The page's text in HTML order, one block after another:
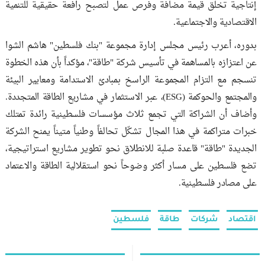
إنتاجية تخلق قيمة مضافة وفرص عمل لتصبح رافعة حقيقية للتنمية
الاقتصادية والاجتماعية.
بدوره، أعرب رئيس مجلس إدارة مجموعة "بنك فلسطين" هاشم الشوا
عن اعتزازه بالمساهمة في تأسيس شركة "طاقة"، مؤكداً بأن هذه الخطوة
تنسجم مع التزام المجموعة الراسخ بمبادئ الاستدامة ومعايير البيئة
والمجتمع والحوكمة (ESG)، عبر الاستثمار في مشاريع الطاقة المتجددة.
وأضاف أن الشراكة التي تجمع ثلاث مؤسسات فلسطينية رائدة تمتلك
خبرات متراكمة في هذا المجال تشكّل تحالفاً وطنياً متيناً يمنح الشركة
الجديدة "طاقة" قاعدة صلبة للانطلاق نحو تطوير مشاريع استراتيجية،
تضع فلسطين على مسار أكثر وضوحاً نحو استقلالية الطاقة والاعتماد
على مصادر فلسطينية.
اقتصاد شركات طاقة فلسطين